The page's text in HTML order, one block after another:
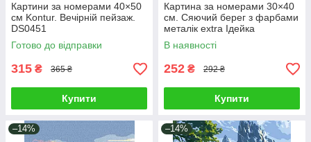
Картини за номерами 40×50
см Kontur. Вечірній пейзаж.
DS0451
Готово до відправки
315 ₴ 365 ₴
Купити
Картина за номерами 30×40
см. Сяючий берег з фарбами
металік extra Ідейка
KHO6387
В наявності
252 ₴ 292 ₴
Купити
–14% –14%